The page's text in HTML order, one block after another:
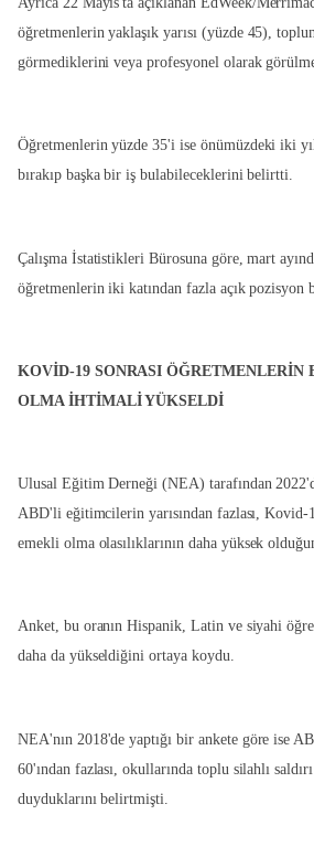
öğretmenlerin yaklaşık yarısı (yüzde 45),
görmediklerini veya profesyonel olarak
Öğretmenlerin yüzde 35'i ise önümüzdeki iki
bırakıp başka bir iş bulabileceklerini belirtti.
Çalışma İstatistikleri Bürosuna göre, mart
öğretmenlerin iki katından fazla açık pozisyon
KOVİD-19 SONRASI ÖĞRETMENLERİN
OLMA İHTİMALİ YÜKSELDİ
Ulusal Eğitim Derneği (NEA) tarafından
ABD'li eğitimcilerin yarısından fazlası, Kovid-
emekli olma olasılıklarının daha yüksek
Anket, bu oranın Hispanik, Latin ve siyahi
daha da yükseldiğini ortaya koydu.
NEA'nın 2018'de yaptığı bir ankete göre ise
60'ından fazlası, okullarında toplu silahlı
duyduklarını belirtmişti.